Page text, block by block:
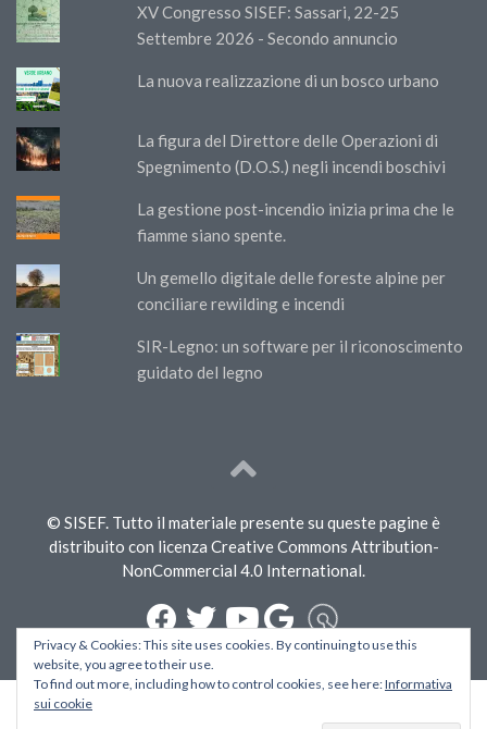
XV Congresso SISEF: Sassari, 22-25
Settembre 2026 - Secondo annuncio
La nuova realizzazione di un bosco urbano
La figura del Direttore delle Operazioni di
Spegnimento (D.O.S.) negli incendi boschivi
La gestione post-incendio inizia prima che le
fiamme siano spente.
Un gemello digitale delle foreste alpine per
conciliare rewilding e incendi
SIR-Legno: un software per il riconoscimento
guidato del legno
© SISEF. Tutto il materiale presente su queste pagine è
distribuito con licenza Creative Commons Attribution-
NonCommercial 4.0 International.
Privacy & Cookies: This site uses cookies. By continuing to use this
website, you agree to their use.
To find out more, including how to control cookies, see here:Informativa
sui cookie